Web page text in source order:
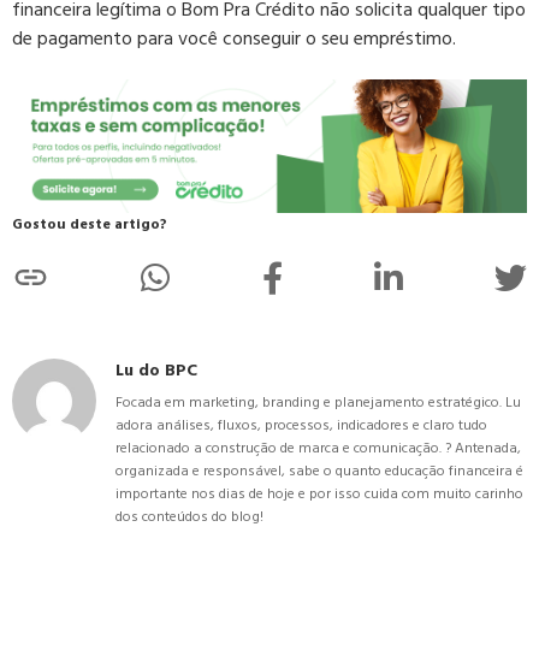
financeira legítima o Bom Pra Crédito não solicita qualquer tipo
de pagamento para você conseguir o seu empréstimo.
Gostou deste artigo?
Lu do BPC
Focada em marketing, branding e planejamento estratégico. Lu
adora análises, fluxos, processos, indicadores e claro tudo
relacionado a construção de marca e comunicação. ? Antenada,
organizada e responsável, sabe o quanto educação financeira é
importante nos dias de hoje e por isso cuida com muito carinho
dos conteúdos do blog!